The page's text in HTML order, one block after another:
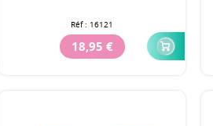
Réf : 16121
18,95 €